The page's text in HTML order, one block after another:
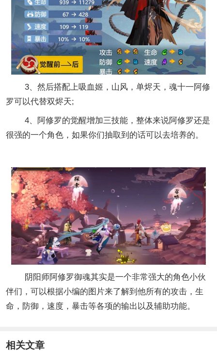
3、然后搭配上吸血姬，山风，单烬天，魂十一阿修
罗可以代替双烬天;
4、阿修罗的觉醒增加三技能，整体来说阿修罗还是
很强的一个角色，如果你们抽取到的话可以去培养的。
阴阳师阿修罗御魂其实是一个非常强大的角色小伙
伴们，可以根据小编的图片来了解到他所有的攻击，生
命，防御，速度，暴击等各项的输出以及辅助功能。
相关文章